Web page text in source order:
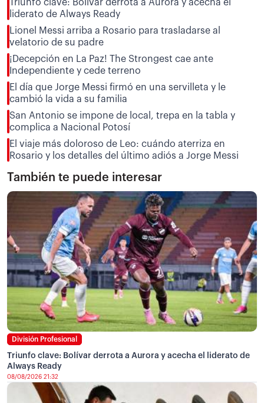
Triunfo clave: Bolívar derrota a Aurora y acecha el
liderato de Always Ready
Lionel Messi arriba a Rosario para trasladarse al
velatorio de su padre
¡Decepción en La Paz! The Strongest cae ante
Independiente y cede terreno
El día que Jorge Messi firmó en una servilleta y le
cambió la vida a su familia
San Antonio se impone de local, trepa en la tabla y
complica a Nacional Potosí
El viaje más doloroso de Leo: cuándo aterriza en
Rosario y los detalles del último adiós a Jorge Messi
También te puede interesar
División Profesional
Triunfo clave: Bolívar derrota a Aurora y acecha el liderato de
Always Ready
08/08/2026 21:32